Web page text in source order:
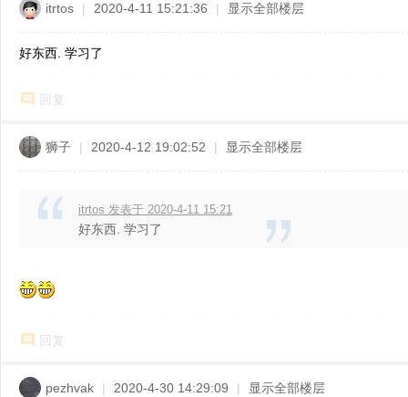
itrtos | 2020-4-11 15:21:36 | 显示全部楼层
好东西. 学习了
回复
狮子 | 2020-4-12 19:02:52 | 显示全部楼层
itrtos 发表于 2020-4-11 15:21
好东西. 学习了
回复
pezhvak | 2020-4-30 14:29:09 | 显示全部楼层